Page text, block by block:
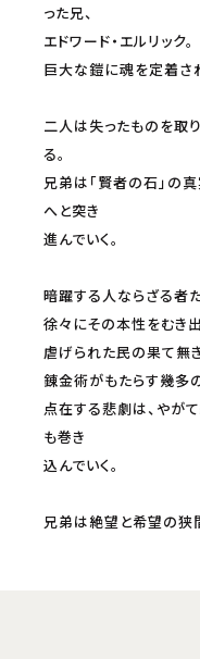
配信中
承ください。
った兄、
エドワード・エルリック。
巨大な鎧に魂を定着され
二人は失ったものを取
る。
兄弟は「賢者の石」の
へと突き
進んでいく。
暗躍する人ならざる者
徐々にその本性をむき
虐げられた民の果て無
錬金術がもたらす幾多
点在する悲劇は、やが
も巻き
込んでいく。
兄弟は絶望と希望の狭